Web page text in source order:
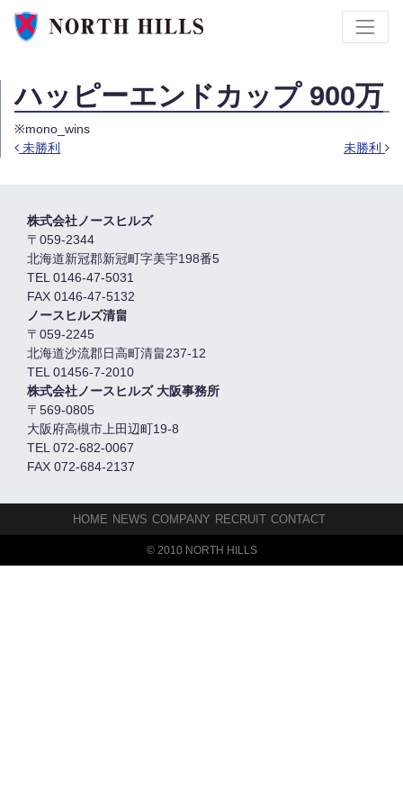
ハッピーエンドカップ 900万
※mono_wins
未勝利 未勝利
株式会社ノースヒルズ
〒059-2344
北海道新冠郡新冠町字美宇198番5
TEL 0146-47-5031
FAX 0146-47-5132
ノースヒルズ清畠
〒059-2245
北海道沙流郡日高町清畠237-12
TEL 01456-7-2010
株式会社ノースヒルズ 大阪事務所
〒569-0805
大阪府高槻市上田辺町19-8
TEL 072-682-0067
FAX 072-684-2137
HOME NEWS COMPANY RECRUIT CONTACT
© 2010 NORTH HILLS